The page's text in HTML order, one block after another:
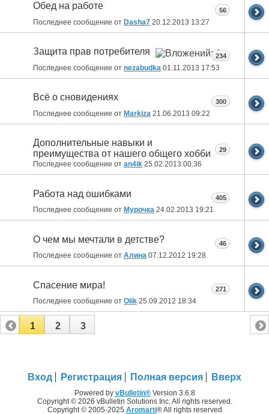
Обед на работе
Последнее сообщение от Dasha7 20.12.2013 13:27
56
Защита прав потребителя
Последнее сообщение от nezabudka 01.11.2013 17:53
234
Всё о сновидениях
Последнее сообщение от Markiza 21.06.2013 09:22
300
Дополнительные навыки и
преимущества от нашего общего хобби
Последнее сообщение от an4ik 25.02.2013 00:36
29
Работа над ошибками
Последнее сообщение от Мурочка 24.02.2013 19:21
405
О чем мы мечтали в детстве?
Последнее сообщение от Алина 07.12.2012 19:28
46
Спасение мира!
Последнее сообщение от Olik 25.09.2012 18:34
271
1 2 3
Вход Регистрация Полная версия Вверх
Powered by vBulletin®Version 3.6.8
Copyright © 2026 vBulletin Solutions Inc. All rights reserved.
Copyright © 2005-2025 Aromarti® All rights reserved